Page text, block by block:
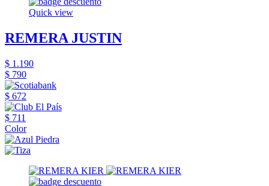
Quick view
REMERA JUSTIN
$ 1.190
$ 790
$ 672
$ 711
Color